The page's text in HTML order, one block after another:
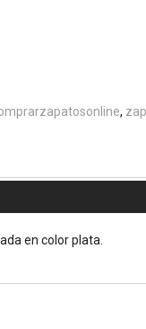
en color plata.